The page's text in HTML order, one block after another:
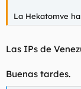
La Hekatomve
Las IPs de
Buenas tardes.